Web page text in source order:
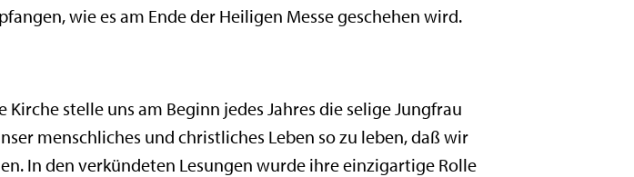
wie es am Ende der Heiligen Messe geschehen wird.
stelle uns am Beginn jedes Jahres die selige Jungfrau
menschliches und christliches Leben so zu leben, daß wir
In den verkündeten Lesungen wurde ihre einzigartige Rolle